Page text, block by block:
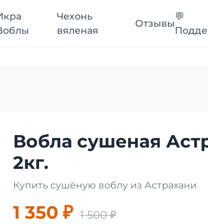
Чехонь
вяленая
Отзывы
💬
Вобла сушеная
2кг.
Купить сушёную воблу из Астрахани
1 350 ₽ 1 500 ₽